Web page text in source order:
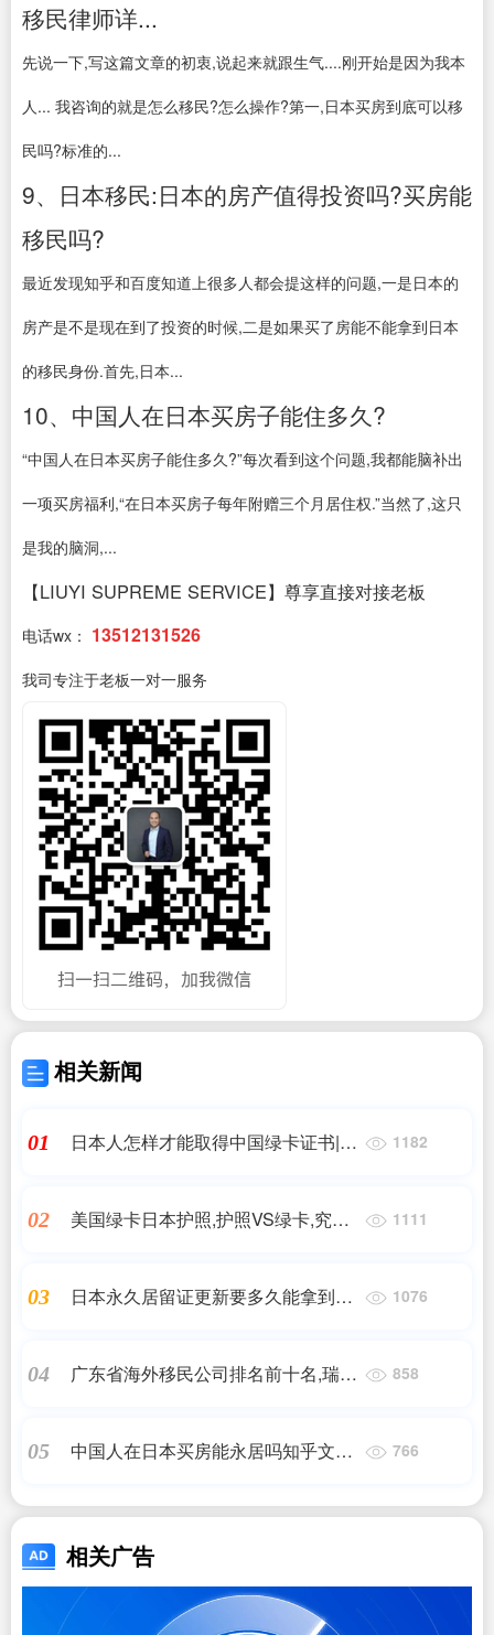
移民律师详...
先说一下,写这篇文章的初衷,说起来就跟生气....刚开始是因为我本
人... 我咨询的就是怎么移民?怎么操作?第一,日本买房到底可以移
民吗?标准的...
9、日本移民:日本的房产值得投资吗?买房能
移民吗?
最近发现知乎和百度知道上很多人都会提这样的问题,一是日本的
房产是不是现在到了投资的时候,二是如果买了房能不能拿到日本
的移民身份.首先,日本...
10、中国人在日本买房子能住多久?
“中国人在日本买房子能住多久?”每次看到这个问题,我都能脑补出
一项买房福利,“在日本买房子每年附赠三个月居住权.”当然了,这只
是我的脑洞,...
【LIUYI SUPREME SERVICE】尊享直接对接老板
电话wx： 13512131526
我司专注于老板一对一服务
相关新闻
01
日本人怎样才能取得中国绿卡证书|外
资_问答
1182
02
美国绿卡日本护照,护照VS绿卡,究竟
1111
03
日本永久居留证更新要多久能拿到_
资移民_问答
1076
04
广东省海外移民公司排名前十名,瑞得
858
05
中国人在日本买房能永居吗知乎文章
久?|日本移民_问答
766
相关广告